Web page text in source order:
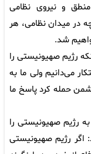
و نیروی نظامی
در میدان نظامی، هر
شد.
رژیم صهیونیستی را
می‌دانیم ولی ما به
حمله کرد پاسخ ما
رژیم صهیونیستی را
اگر رژیم صهیونیستی